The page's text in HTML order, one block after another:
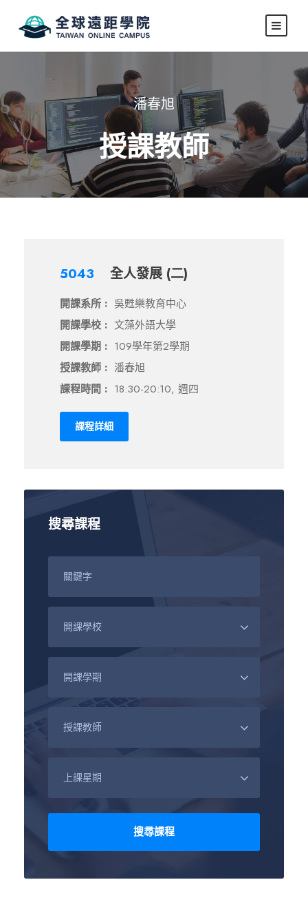
潘春旭
授課教師
5043 全人發展 (二)
開課系所 : 吳甦樂教育中心
開課學校 : 文藻外語大學
開課學期 : 109學年第2學期
授課教師 : 潘春旭
課程時間 : 18:30-20:10, 週四
課程詳細
搜尋課程